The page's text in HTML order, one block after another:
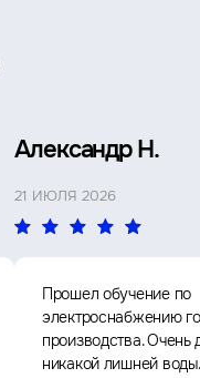
Александр Н.
21 ИЮЛЯ 2026
Прошел обучение по
электроснабжению
производства. Очень
никакой лишней